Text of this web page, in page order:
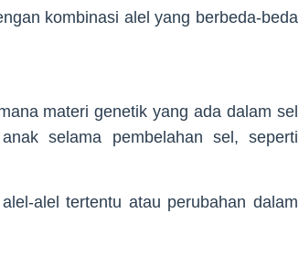
kombinasi alel yang berbeda-beda
materi genetik yang ada dalam sel
selama pembelahan sel, seperti
alel tertentu atau perubahan dalam